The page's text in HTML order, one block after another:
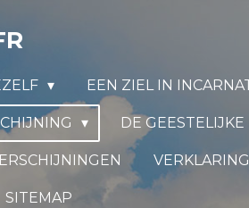
EEN ZIEL IN
DE
SITEMAP